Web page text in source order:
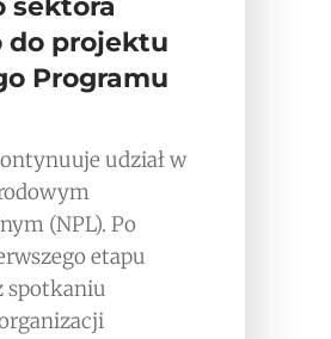
sektora
do projektu
Programu
udział w
(NPL). Po
etapu
spotkaniu